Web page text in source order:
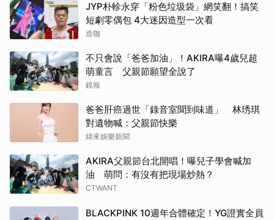
JYP朴軫永穿「粉色垃圾袋」網笑翻！搞笑
短劇零偶包 4大迷因造型一次看
造咖
不只會說「爸爸加油」！AKIRA曝4歲兒超
萌童言 父親節願望全說了
鏡報
爸爸肝癌過世「錄音室聞到味道」 林琇琪
對遺物喊：父親節快樂
緯來娛樂新聞
AKIRA父親節台北開唱！曝兒子學會喊加
油 萌問：有沒有把現場炒熱？
CTWANT
BLACKPINK 10週年合體確定！YG證實全員